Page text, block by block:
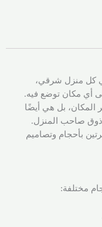
كل منزل شرقي،
أي مكان توضع فيه.
المكان، بل هي أيضًا
ذوق صاحب المنزل.
بأحجام وتصاميم
مختلفة: